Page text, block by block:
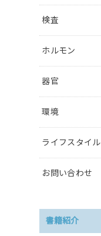
検査
ホルモン
器官
環境
ライフスタイル
お問い合わせ
書籍紹介